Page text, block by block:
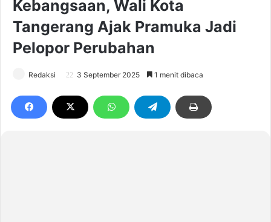
Kebangsaan, Wali Kota
Tangerang Ajak Pramuka Jadi
Pelopor Perubahan
Redaksi 3 September 2025 1 menit dibaca